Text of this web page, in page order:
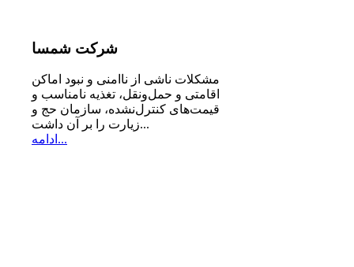
شرکت شمسا
مشكلات ناشی از ناامنی و نبود اماكن
اقامتی و حمل‌ونقل، تغذیه‌ نامناسب و
قیمت‌های كنترل‌نشده، سازمان حج و
زیارت را بر آن داشت...
ادامه...